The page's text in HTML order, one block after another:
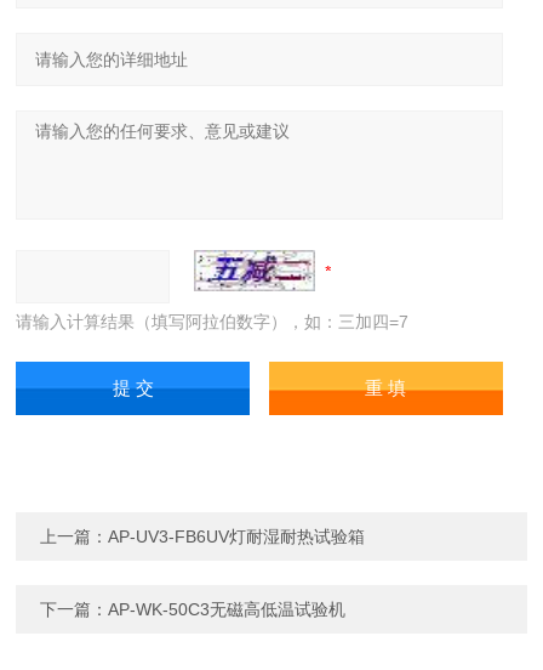
请输入计算结果（填写阿拉伯数字），如：三加四=7
上一篇：AP-UV3-FB6UV灯耐湿耐热试验箱
下一篇：AP-WK-50C3无磁高低温试验机